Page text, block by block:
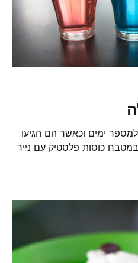
ימים וכאשר הם הגיעו
כוסות פלסטיק עם נייר
כמה שעות הם כבר היו ממש